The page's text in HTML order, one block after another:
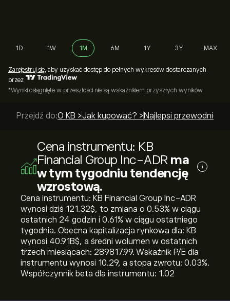
1D 1W 1M 6M 1Y 3Y MAX
Zarejestruj się, aby uzyskać dostęp do pełnych wykresów dostarczanych
przez
*Wyniki osiągnięte w przeszłości nie są wskaźnikiem przyszłych wyników
Przejdź do:O KB >Jak kupować? > Najlepsi przewodnicy >
Cena instrumentu: KB
Financial Group Inc-ADR ma
w tym tygodniu tendencję
wzrostową.
i
Cena instrumentu: KB Financial Group Inc-ADR
wynosi dziś 121.32‎$‎, to zmiana o ‎0.53‎% w ciągu
ostatnich 24 godzin i ‎0.61‎% w ciągu ostatniego
tygodnia. Obecna kapitalizacja rynkowa dla: KB
wynosi 40.91B‎$‎, a średni wolumen w ostatnich
trzech miesiącach: 289817.99. Wskaźnik P/E dla
instrumentu wynosi 10.29, a stopa zwrotu: 0.03%.
Współczynnik beta dla instrumentu: 1.02